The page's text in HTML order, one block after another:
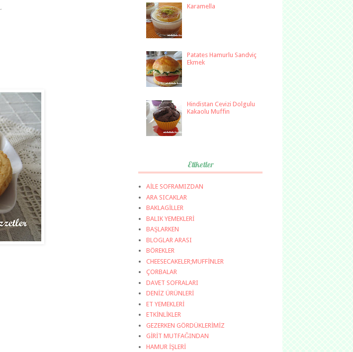
Karamella
Patates Hamurlu Sandviç
Ekmek
Hindistan Cevizi Dolgulu
Kakaolu Muffin
Etiketler
AİLE SOFRAMIZDAN
ARA SICAKLAR
BAKLAGİLLER
BALIK YEMEKLERİ
BAŞLARKEN
BLOGLAR ARASI
BÖREKLER
CHEESECAKELER;MUFFİNLER
ÇORBALAR
DAVET SOFRALARI
DENİZ ÜRÜNLERİ
ET YEMEKLERİ
ETKİNLİKLER
GEZERKEN GÖRDÜKLERİMİZ
GİRİT MUTFAĞINDAN
HAMUR İŞLERİ